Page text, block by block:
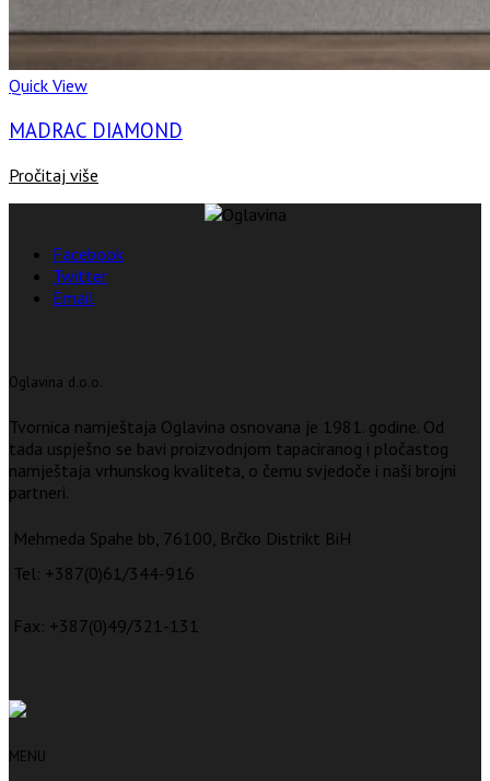
Quick View
MADRAC DIAMOND
Pročitaj više
Facebook
Twitter
Email
Oglavina d.o.o.
Tvornica namještaja Oglavina osnovana je 1981. godine. Od
tada uspješno se bavi proizvodnjom tapaciranog i pločastog
namještaja vrhunskog kvaliteta, o čemu svjedoče i naši brojni
partneri.
Mehmeda Spahe bb, 76100, Brčko Distrikt BiH
Tel: +387(0)61/344-916
Fax: +387(0)49/321-131
MENU